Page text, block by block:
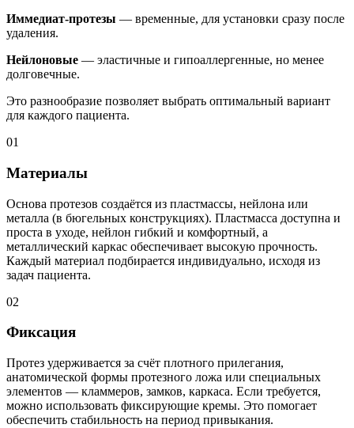
Иммедиат-протезы — временные, для установки сразу после
удаления.
Нейлоновые — эластичные и гипоаллергенные, но менее
долговечные.
Это разнообразие позволяет выбрать оптимальный вариант
для каждого пациента.
01
Материалы
Основа протезов создаётся из пластмассы, нейлона или
металла (в бюгельных конструкциях). Пластмасса доступна и
проста в уходе, нейлон гибкий и комфортный, а
металлический каркас обеспечивает высокую прочность.
Каждый материал подбирается индивидуально, исходя из
задач пациента.
02
Фиксация
Протез удерживается за счёт плотного прилегания,
анатомической формы протезного ложа или специальных
элементов — кламмеров, замков, каркаса. Если требуется,
можно использовать фиксирующие кремы. Это помогает
обеспечить стабильность на период привыкания.